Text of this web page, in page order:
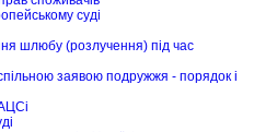
суді
шлюбу (розлучення) під час
заявою подружжя - порядок і